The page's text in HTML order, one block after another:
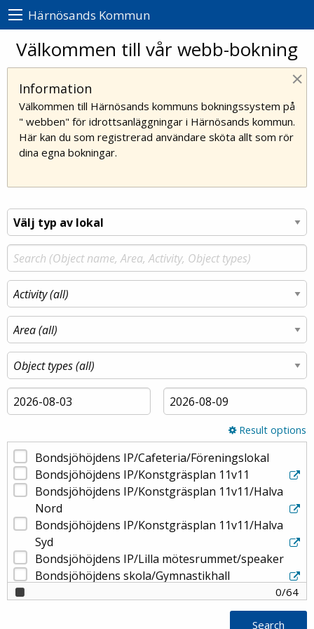
Härnösands Kommun
Välkommen till vår webb-bokning
×
Information
Välkommen till Härnösands kommuns bokningssystem på
" webben" för idrottsanläggningar i Härnösands kommun.
Här kan du som registrerad användare sköta allt som rör
dina egna bokningar.
Result options
Bondsjöhöjdens IP/Cafeteria/Föreningslokal
Bondsjöhöjdens IP/Konstgräsplan 11v11
Bondsjöhöjdens IP/Konstgräsplan 11v11/Halva
Nord
Bondsjöhöjdens IP/Konstgräsplan 11v11/Halva
Syd
Bondsjöhöjdens IP/Lilla mötesrummet/speaker
Bondsjöhöjdens skola/Gymnastikhall
0/64
Search